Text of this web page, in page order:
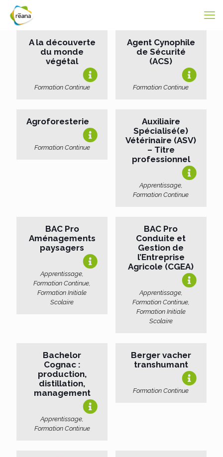
A la découverte
du monde
végétal
Formation Continue
Agent Cynophile
de Sécurité
(ACS)
Formation Continue
Agroforesterie
Formation Continue
Auxiliaire
Spécialisé(e)
Vétérinaire (ASV)
– Titre
professionnel
Apprentissage,
Formation Continue
BAC Pro
Aménagements
paysagers
Apprentissage,
Formation Continue,
Formation Initiale
Scolaire
BAC Pro
Conduite et
Gestion de
l’Entreprise
Agricole (CGEA)
Apprentissage,
Formation Continue,
Formation Initiale
Scolaire
Bachelor
Cognac :
production,
distillation,
management
Apprentissage,
Formation Continue
Berger vacher
transhumant
Formation Continue